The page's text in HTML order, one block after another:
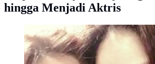
hingga Menjadi Aktris
Ryu Hwayoung dan Ryu Hyoyoung
kembar identik. Dua wanita cantik ini
mantan anggota girlband tapi beda grup.
koreaboo.com)